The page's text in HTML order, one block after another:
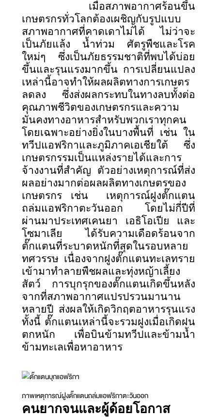
เมื่อสภาพอากาศร้อนขึ้น
เกษตรกรทั่วโลกต้องเผชิญกับรูปแบบ
สภาพอากาศที่คาดเดาไม่ได้ ไม่ว่าจะ
เป็นภัยแล้ง น้ำท่วม ศัตรูพืชและโรค
ใหม่ๆ ซึ่งเป็นภัยธรรมชาติที่พบได้บ่อย
ขึ้นและรุนแรงมากขึ้น การเปลี่ยนแปลง
เหล่านี้อาจทำให้ผลผลิตทางการเกษตร
ลดลง ซึ่งส่งผลกระทบในทางลบทั้งต่อ
คุณภาพชีวิตของเกษตรกรและความ
มั่นคงทางอาหารสำหรับพวกเราทุกคน
โดยเฉพาะอย่างยิ่งในบางพื้นที่ เช่น ใน
ทวีปแอฟริกาและภูมิภาคเอเชียใต้ ซึ่ง
เกษตรกรรมเป็นแหล่งรายได้และการ
จ้างงานที่สำคัญ ตัวอย่างเหตุการณ์ที่ส่ง
ผลอย่างมากต่อผลผลิตทางเกษตรของ
เกษตรกร เช่น เหตุการณ์ฝูงตั๊กแตน
ถล่มแอฟริกาตะวันออก โดยไม่กี่ปีที่
ผ่านมาประเทศเคนยา เอธิโอเปีย และ
โซมาเลีย ได้รับความเดือดร้อนจาก
ตั๊กแตนที่ระบาดหนักที่สุดในรอบหลาย
ทศวรรษ เนื่องจากฝูงตั๊กแตนทะเลทราย
เข้ามาทำลายพืชผลและทุ่งหญ้าเลี้ยง
สัตว์ การบุกรุกของตั๊กแตนเกิดขึ้นหลัง
จากที่สภาพอากาศแปรปรวนมานาน
หลายปี ส่งผลให้เกิดวิกฤตอาหารรุนแรง
ทั้งนี้ ตั๊กแตนเหล่านี้จะรวมฝูงเมื่อเกิดฝน
ตกหนัก เพื่อบินข้ามทวีปและข้ามน้ำ
ข้ามทะเลเพื่อหาอาหาร
ภาพเหตุการณ์ฝูงตั๊กแตนถล่มแอฟริกาตะวันออก
คนยากจนและผู้ด้อยโอกาส